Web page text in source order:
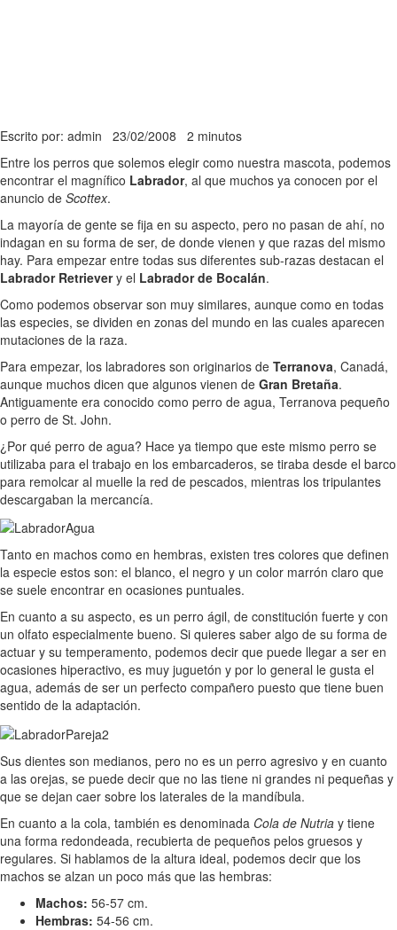
Escrito por: admin 23/02/2008 2 minutos
Entre los perros que solemos elegir como nuestra mascota, podemos
encontrar el magnífico Labrador, al que muchos ya conocen por el
anuncio de Scottex.
La mayoría de gente se fija en su aspecto, pero no pasan de ahí, no
indagan en su forma de ser, de donde vienen y que razas del mismo
hay. Para empezar entre todas sus diferentes sub-razas destacan el
Labrador Retrievery el Labrador de Bocalán.
Como podemos observar son muy similares, aunque como en todas
las especies, se dividen en zonas del mundo en las cuales aparecen
mutaciones de la raza.
Para empezar, los labradores son originarios de Terranova, Canadá,
aunque muchos dicen que algunos vienen de Gran Bretaña.
Antiguamente era conocido como perro de agua, Terranova pequeño
o perro de St. John.
¿Por qué perro de agua? Hace ya tiempo que este mismo perro se
utilizaba para el trabajo en los embarcaderos, se tiraba desde el barco
para remolcar al muelle la red de pescados, mientras los tripulantes
descargaban la mercancía.
Tanto en machos como en hembras, existen tres colores que definen
la especie estos son: el blanco, el negro y un color marrón claro que
se suele encontrar en ocasiones puntuales.
En cuanto a su aspecto, es un perro ágil, de constitución fuerte y con
un olfato especialmente bueno. Si quieres saber algo de su forma de
actuar y su temperamento, podemos decir que puede llegar a ser en
ocasiones hiperactivo, es muy juguetón y por lo general le gusta el
agua, además de ser un perfecto compañero puesto que tiene buen
sentido de la adaptación.
Sus dientes son medianos, pero no es un perro agresivo y en cuanto
a las orejas, se puede decir que no las tiene ni grandes ni pequeñas y
que se dejan caer sobre los laterales de la mandíbula.
En cuanto a la cola, también es denominada Cola de Nutria y tiene
una forma redondeada, recubierta de pequeños pelos gruesos y
regulares. Si hablamos de la altura ideal, podemos decir que los
machos se alzan un poco más que las hembras:
Machos: 56-57 cm.
Hembras: 54-56 cm.